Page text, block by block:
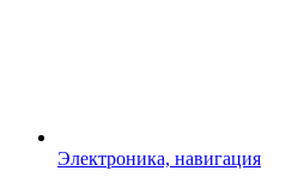
Электроника, навигация